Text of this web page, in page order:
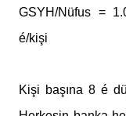
GSYH/Nüfus =
é/kişi
Kişi başına 8 é